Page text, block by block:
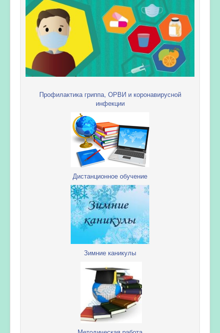
Профилактика гриппа, ОРВИ и коронавирусной
инфекции
Дистанционное обучение
Зимние каникулы